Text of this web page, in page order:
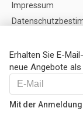
Erhalten Sie E-
neue Angebote
Mit der
Impressum
Cookie-
Hilfe
FAQ
Unsere Partner